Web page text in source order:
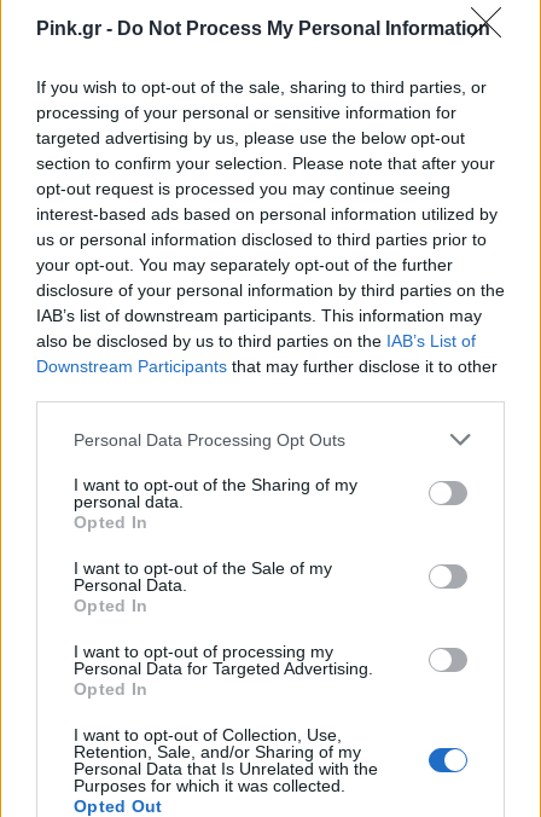
Pink.gr - Do Not Process My Personal Information
If you wish to opt-out of the sale, sharing to third parties, or
processing of your personal or sensitive information for
targeted advertising by us, please use the below opt-out
section to confirm your selection. Please note that after your
opt-out request is processed you may continue seeing
interest-based ads based on personal information utilized by
us or personal information disclosed to third parties prior to
your opt-out. You may separately opt-out of the further
disclosure of your personal information by third parties on the
IAB’s list of downstream participants. This information may
also be disclosed by us to third parties on the IAB’s List of
Downstream Participants that may further disclose it to other
Personal Data Processing Opt Outs
I want to opt-out of the Sharing of my
personal data.
Opted In
I want to opt-out of the Sale of my
Personal Data.
Opted In
I want to opt-out of processing my
Personal Data for Targeted Advertising.
Opted In
I want to opt-out of Collection, Use,
Retention, Sale, and/or Sharing of my
Personal Data that Is Unrelated with the
Purposes for which it was collected.
Opted Out
μάθετε πρώτοιτα πιο hot νέα .
Ακολουθήστε το Pink.gr και στο